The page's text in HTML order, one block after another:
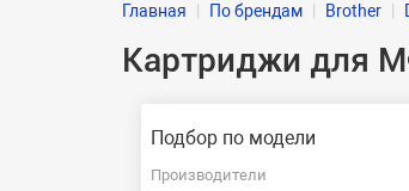
Главная По брендам Brother
Картриджи для
Подбор по модели
Производители